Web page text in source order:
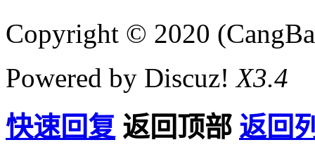
Copyright © 2020
Powered by Discuz!X3.4
快速回复 返回顶部 返回